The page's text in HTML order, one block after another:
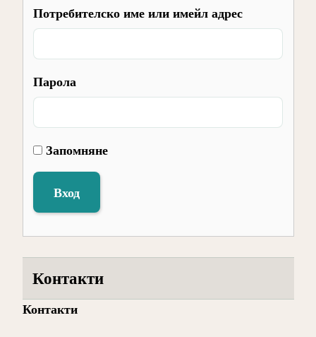
Потребителско име или имейл адрес
Парола
Запомняне
Вход
Контакти
Контакти